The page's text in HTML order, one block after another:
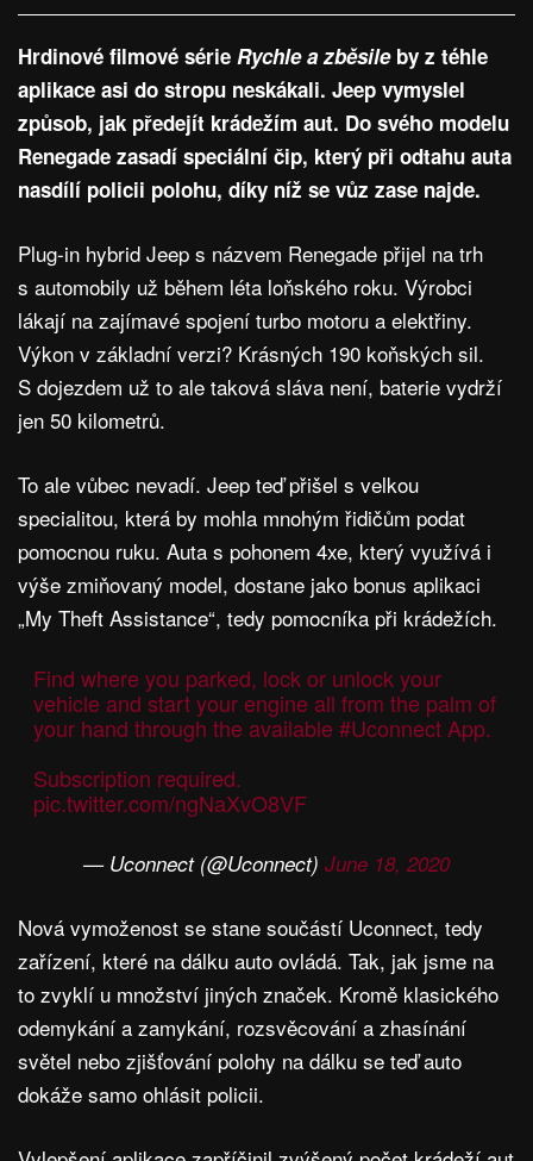
Hrdinové filmové série Rychle a zběsileby z téhle
aplikace asi do stropu neskákali. Jeep vymyslel
způsob, jak předejít krádežím aut. Do svého modelu
Renegade zasadí speciální čip, který při odtahu auta
nasdílí policii polohu, díky níž se vůz zase najde.
Plug-in hybrid Jeep s názvem Renegade přijel na trh
s automobily už během léta loňského roku. Výrobci
lákají na zajímavé spojení turbo motoru a elektřiny.
Výkon v základní verzi? Krásných 190 koňských sil.
S dojezdem už to ale taková sláva není, baterie vydrží
jen 50 kilometrů.
To ale vůbec nevadí. Jeep teď přišel s velkou
specialitou, která by mohla mnohým řidičům podat
pomocnou ruku. Auta s pohonem 4xe, který využívá i
výše zmiňovaný model, dostane jako bonus aplikaci
„My Theft Assistance“, tedy pomocníka při krádežích.
Find where you parked, lock or unlock your
vehicle and start your engine all from the palm of
your hand through the available #UconnectApp.
Subscription required.
pic.twitter.com/ngNaXvO8VF
— Uconnect (@Uconnect) June 18, 2020
Nová vymoženost se stane součástí Uconnect, tedy
zařízení, které na dálku auto ovládá. Tak, jak jsme na
to zvyklí u množství jiných značek. Kromě klasického
odemykání a zamykání, rozsvěcování a zhasínání
světel nebo zjišťování polohy na dálku se teď auto
dokáže samo ohlásit policii.